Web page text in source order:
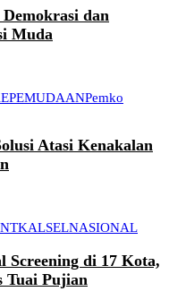
dan
Muda
Pemko
Atasi Kenakalan
KALSELNASIONAL
Screening di 17 Kota,
Tuai Pujian